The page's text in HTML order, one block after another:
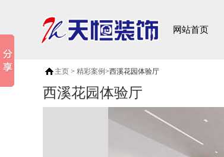
网站首页
主页 > 精彩案例>西溪花园体验厅
西溪花园体验厅